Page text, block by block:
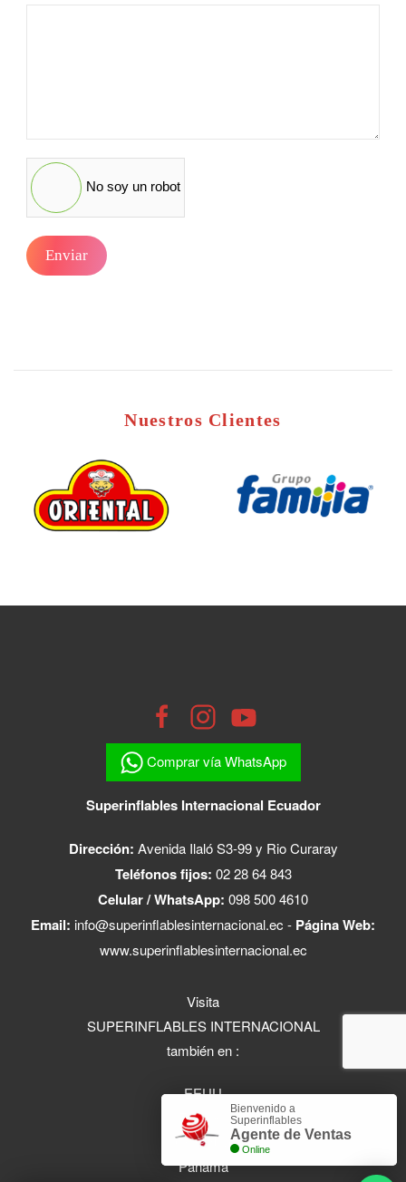
No soy un robot
Enviar
Nuestros Clientes
Comprar vía WhatsApp
Superinflables Internacional Ecuador
Dirección: Avenida Ilaló S3-99 y Rio Curaray
Teléfonos fijos: 02 28 64 843
Celular / WhatsApp: 098 500 4610
Email: info@superinflablesinternacional.ec - Página Web:
www.superinflablesinternacional.ec
Visita
SUPERINFLABLES INTERNACIONAL
también en :
EEUU
Ecuador
Colombia
Panamá
Bienvenido a
Superinflables
Agente de Ventas
Online